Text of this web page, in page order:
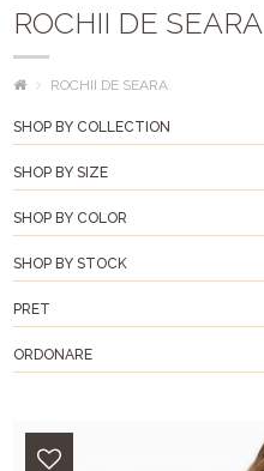
ROCHII DE SEARA
ROCHII DE SEARA
SHOP BY COLLECTION
SHOP BY SIZE
SHOP BY COLOR
SHOP BY STOCK
PRET
ORDONARE